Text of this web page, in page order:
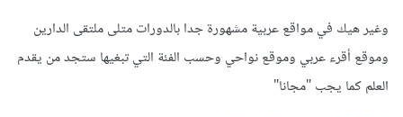
وغير هيك في مواقع عربية مشهورة جدا بالدورات متلى ملتقى الدارين
وموقع أقرء عربي وموقع نواحي وحسب الفئة التي تبغيها ستجد من يقدم
العلم كما يجب "مجانا"